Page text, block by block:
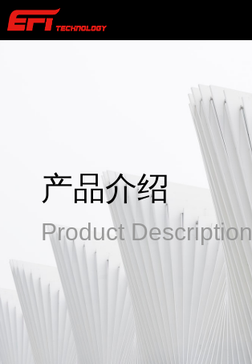
产品介绍
Product Description